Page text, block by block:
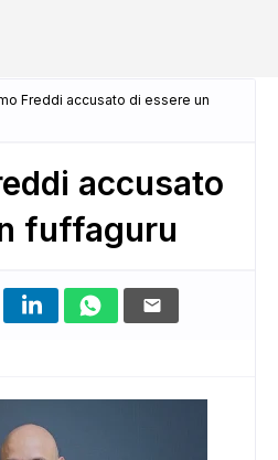
Freddi accusato di essere un
accusato
fuffaguru